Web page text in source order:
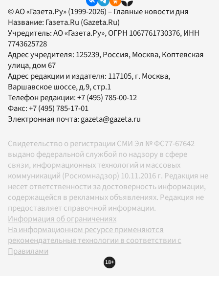
© АО «Газета.Ру» (1999-2026) – Главные новости дня
Название: Газета.Ru (Gazeta.Ru)
Учредитель:АО «Газета.Ру», ОГРН 1067761730376, ИНН
7743625728
Адрес учредителя: 125239, Россия, Москва, Коптевская
улица, дом 67
Адрес редакции и издателя: 117105, г. Москва,
Варшавское шоссе, д.9, стр.1
Телефон редакции:+7 (495) 785-00-12
Факс:+7 (495) 785-17-01
Электронная почта: gazeta@gazeta.ru
Свидетельство о регистрации СМИ Эл № ФС77-67642
выдано федеральной службой по надзору в сфере
связи, информационных технологий и массовых
коммуникаций (Роскомнадзор) 10.11.2016 г. Редакция не
несет ответственности за достоверность информации,
содержащейся в рекламных объявлениях. Редакция не
предоставляет справочной информации.
Информация об ограничениях
На информационном ресурсе применяются
рекомендательные технологии в соответствии с
Правилами
18+